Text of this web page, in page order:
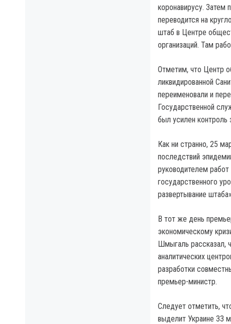
коронавирусу. Затем
переводится на
штаб в Центре
организаций. Там
Отметим, что Центр
ликвидированной
переименовали и
Государственной
был усилен контроль
Как ни странно, 25
последствий
руководителем
государственного
развертывание
В тот же день
экономическому
Шмыгаль рассказал,
аналитических
разработки
премьер-министр.
Следует отметить,
выделит Украине 33